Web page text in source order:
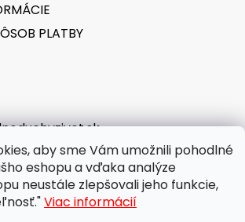
aby sme Vám umožnili pohodlné
eshopu a vďaka analýze
neustále zlepšovali jeho funkcie,
Viac informácií
PLATBY
647 767